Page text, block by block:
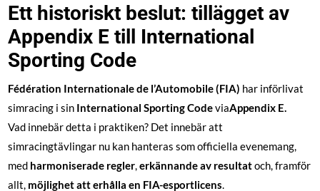
Ett historiskt beslut: tillägget av
Appendix E till International
Sporting Code
Fédération Internationale de l’Automobile (FIA) har införlivat
simracing i sin International Sporting CodeviaAppendix E.
Vad innebär detta i praktiken? Det innebär att
simracingtävlingar nu kan hanteras som officiella evenemang,
med harmoniserade regler,erkännande av resultatoch, framför
allt, möjlighet att erhålla en FIA-esportlicens.